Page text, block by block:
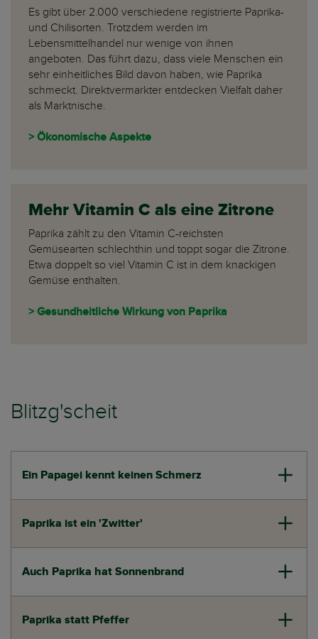
Es gibt über 2.000 verschiedene registrierte Paprika-
und Chilisorten. Trotzdem werden im
Lebensmittelhandel nur wenige von ihnen
angeboten. Das führt dazu, dass viele Menschen ein
sehr einheitliches Bild davon haben, wie Paprika
schmeckt. Direktvermarkter entdecken Vielfalt daher
als Marktnische.
> Ökonomische Aspekte
Mehr Vitamin C als eine Zitrone
Paprika zählt zu den Vitamin C-reichsten
Gemüsearten schlechthin und toppt sogar die Zitrone.
Etwa doppelt so viel Vitamin C ist in dem knackigen
Gemüse enthalten.
> Gesundheitliche Wirkung von Paprika
Blitzg'scheit
Ein Papagei kennt keinen Schmerz
Paprika ist ein 'Zwitter'
Auch Paprika hat Sonnenbrand
Paprika statt Pfeffer